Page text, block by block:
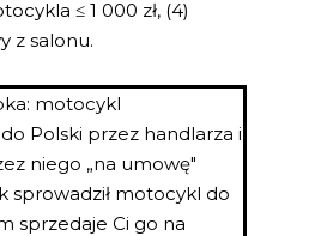
≤ 1 000 zł, (4)
z salonu.
motocykl
Polski przez handlarza i
niego „na umowę"
sprowadził motocykl do
sprzedaje Ci go na